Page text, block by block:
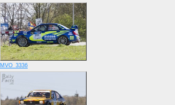
MVO_3336